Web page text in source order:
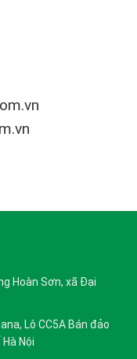
Hoàn Sơn, xã Đại
Lô CC5A Bán đảo
Nội